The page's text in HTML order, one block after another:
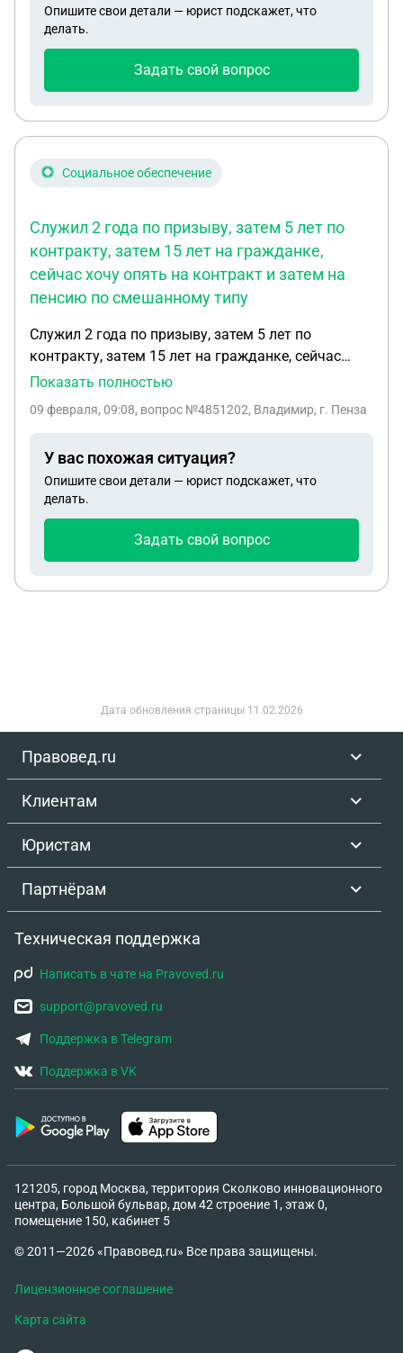
Опишите свои детали — юрист подскажет, что
делать.
Задать свой вопрос
Социальное обеспечение
Служил 2 года по призыву, затем 5 лет по
контракту, затем 15 лет на гражданке,
сейчас хочу опять на контракт и затем на
пенсию по смешанному типу
Служил 2 года по призыву, затем 5 лет по
контракту, затем 15 лет на гражданке, сейчас
хочу опять на контракт и затем на пенсию по
общий трудовой стаж 25 календарных лет и
составляет военная служба. Согласно ст. 10 ФЗ О
статусе военнослужащих, моя служба по
контракту засчитывается как день за день, т.е. 5
суммарно 9 лет. Итого мне нужно дослужить еще
общего трудового стажа набегает (2+5+15+3) и
Показать полностью
09 февраля, 09:08, вопрос №4851202, Владимир, г. Пенза
У вас похожая ситуация?
Опишите свои детали — юрист подскажет, что
делать.
Задать свой вопрос
Дата обновления страницы 11.02.2026
Правовед.ru
Клиентам
Юристам
Партнёрам
Техническая поддержка
Написать в чате на Pravoved.ru
support@pravoved.ru
Поддержка в Telegram
Поддержка в VK
121205, город Москва, территория Сколково инновационного
центра, Большой бульвар, дом 42 строение 1, этаж 0,
помещение 150, кабинет 5
© 2011—2026 «Правовед.ru» Все права защищены.
Лицензионное соглашение
Карта сайта